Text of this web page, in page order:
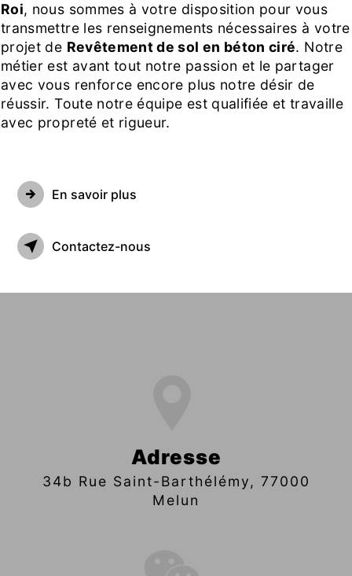
Roi, nous sommes à votre disposition pour vous
transmettre les renseignements nécessaires à votre
projet de Revêtement de sol en béton ciré. Notre
métier est avant tout notre passion et le partager
avec vous renforce encore plus notre désir de
réussir. Toute notre équipe est qualifiée et travaille
avec propreté et rigueur.
En savoir plus
Contactez-nous
Adresse
34b Rue Saint-Barthélémy, 77000
Melun